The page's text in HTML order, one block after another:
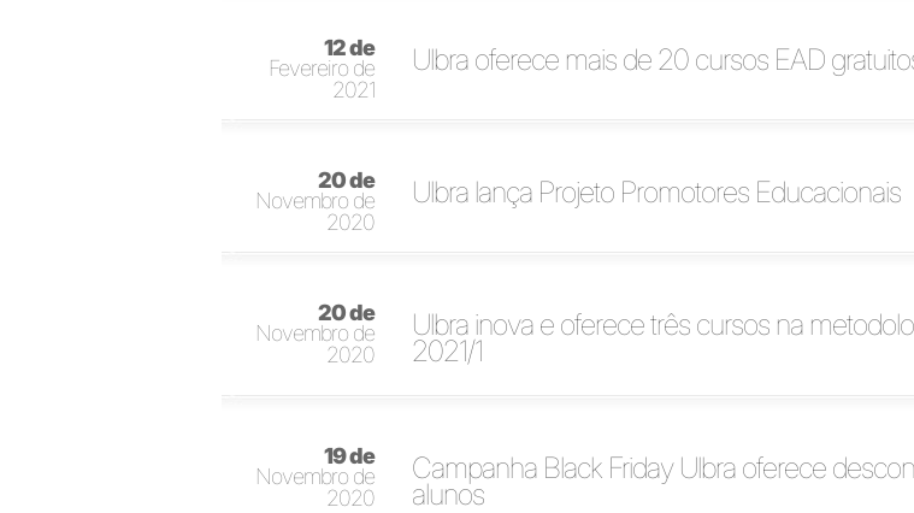
12 de
Fevereiro de
2021
Ulbra oferece mais de 20 cursos EAD
20 de
Novembro de
2020
Ulbra lança Projeto Promotores Educacionais
20 de
Novembro de
2020
Ulbra inova e oferece três cursos na
2021/1
19 de
Novembro de
2020
Campanha Black Friday Ulbra oferece
alunos